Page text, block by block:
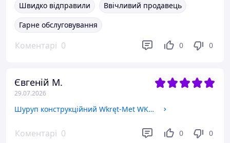
Швидко відправили
Ввічливий продавець
Гарне обслуговування
Коментарі 0 0 0
Євгеній М.
29.07.2026
Шуруп конструкційний Wkręt-Met WKCP-08240 8x240 мм 50 шт
Коментарі 0 0 0